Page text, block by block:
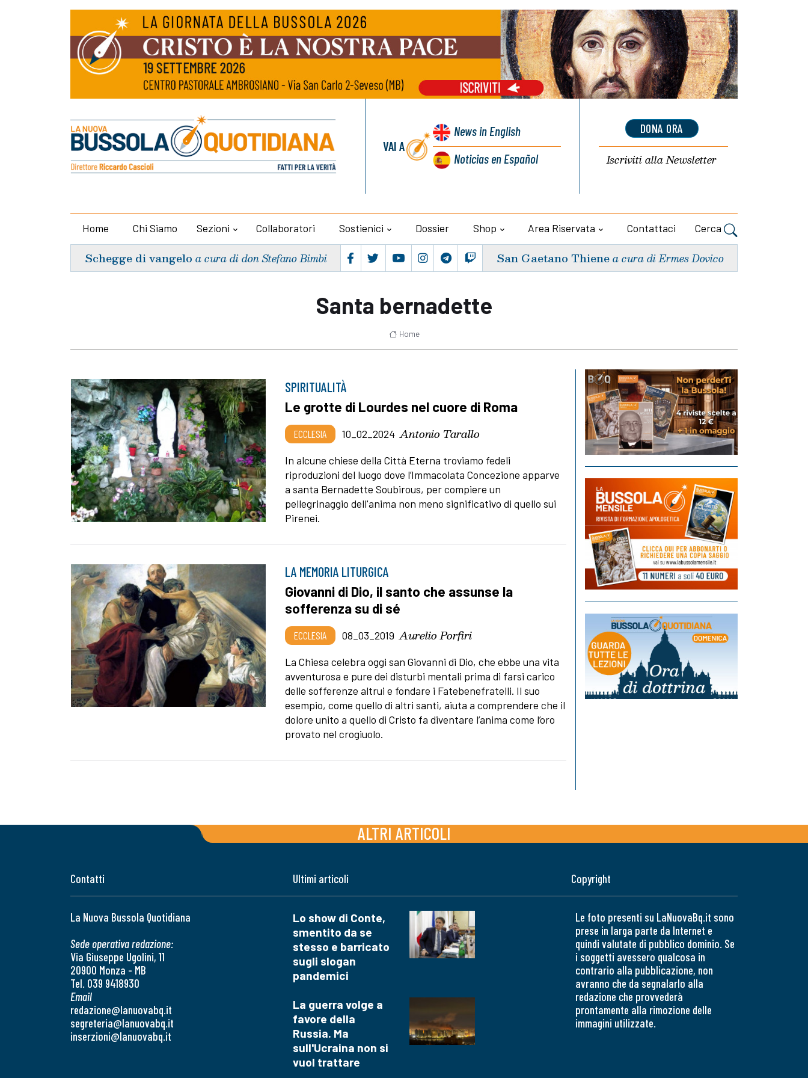
VAI A
Newsin English
Noticiasen Español
DONA ORA
Iscriviti allaNewsletter
Home Chi Siamo Sezioni Collaboratori Sostienici Dossier Shop Area Riservata Contattaci Cerca
Schegge di vangelo a cura di don Stefano Bimbi San Gaetano Thiene a cura di Ermes Dovico
Santa bernadette
Home
SPIRITUALITÀ
Le grotte di Lourdes nel cuore di Roma
ECCLESIA 10_02_2024 Antonio Tarallo
In alcune chiese della Città Eterna troviamo fedeli
riproduzioni del luogo dove l’Immacolata Concezione apparve
a santa Bernadette Soubirous, per compiere un
pellegrinaggio dell'anima non meno significativo di quello sui
Pirenei.
LA MEMORIA LITURGICA
Giovanni di Dio, il santo che assunse la
sofferenza su di sé
ECCLESIA 08_03_2019 Aurelio Porfiri
La Chiesa celebra oggi san Giovanni di Dio, che ebbe una vita
avventurosa e pure dei disturbi mentali prima di farsi carico
delle sofferenze altrui e fondare i Fatebenefratelli. Il suo
esempio, come quello di altri santi, aiuta a comprendere che il
dolore unito a quello di Cristo fa diventare l’anima come l’oro
provato nel crogiuolo.
ALTRI ARTICOLI
Contatti
La Nuova Bussola Quotidiana
Sede operativa redazione:
Via Giuseppe Ugolini, 11
20900 Monza - MB
Tel. 039 9418930
Email
redazione@lanuovabq.it
segreteria@lanuovabq.it
inserzioni@lanuovabq.it
Ultimi articoli
Lo show di Conte,
smentito da se
stesso e barricato
sugli slogan
pandemici
La guerra volge a
favore della
Russia. Ma
sull'Ucraina non si
vuol trattare
Copyright
Le foto presenti su LaNuovaBq.it sono
prese in larga parte da Internet e
quindi valutate di pubblico dominio. Se
i soggetti avessero qualcosa in
contrario alla pubblicazione, non
avranno che da segnalarlo alla
redazione che provvederà
prontamente alla rimozione delle
immagini utilizzate.